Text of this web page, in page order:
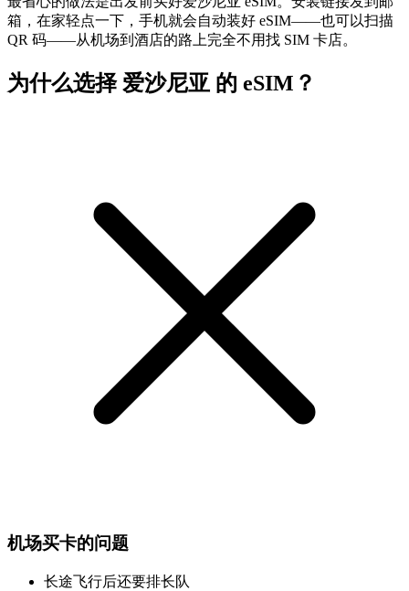
箱，在家轻点一下，手机就会自动装好 eSIM——也可以扫描
QR 码——从机场到酒店的路上完全不用找 SIM 卡店。
为什么选择 爱沙尼亚 的 eSIM？
机场买卡的问题
长途飞行后还要排长队